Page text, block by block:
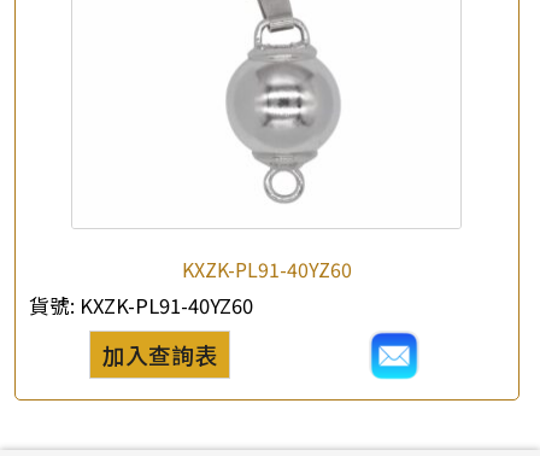
KXZK-PL91-40YZ60
貨號: KXZK-PL91-40YZ60
加入查詢表